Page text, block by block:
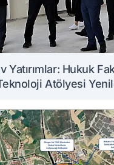
Yatırımlar: Hukuk
Atölyesi